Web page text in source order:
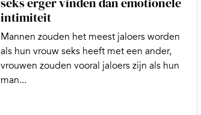
intimiteit
Mannen zouden het meest jaloers worden
als hun vrouw seks heeft met een ander,
vrouwen zouden vooral jaloers zijn als hun
man...